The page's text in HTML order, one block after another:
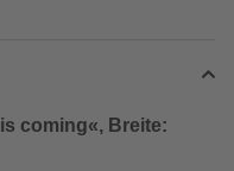
coming«, Breite: